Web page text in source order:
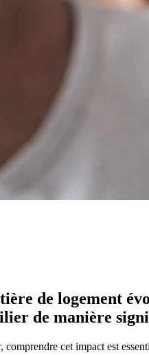
de logement
de manière
cet impact est